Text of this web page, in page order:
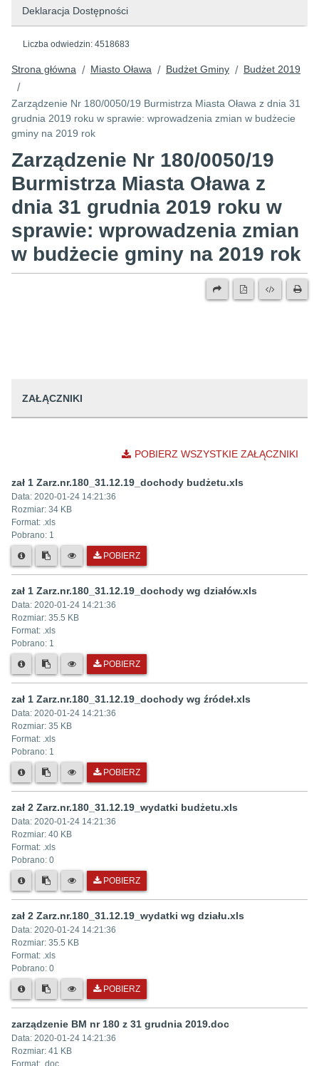
Deklaracja Dostępności
Liczba odwiedzin: 4518683
Strona główna / Miasto Oława / Budżet Gminy / Budżet 2019
/
Zarządzenie Nr 180/0050/19 Burmistrza Miasta Oława z dnia 31
grudnia 2019 roku w sprawie: wprowadzenia zmian w budżecie
gminy na 2019 rok
Zarządzenie Nr 180/0050/19
Burmistrza Miasta Oława z
dnia 31 grudnia 2019 roku w
sprawie: wprowadzenia zmian
w budżecie gminy na 2019 rok
ZAŁĄCZNIKI
POBIERZ WSZYSTKIE ZAŁĄCZNIKI
zał 1 Zarz.nr.180_31.12.19_dochody budżetu.xls
Data: 2020-01-24 14:21:36
Rozmiar: 34 KB
Format: .xls
Pobrano: 1
POBIERZ
zał 1 Zarz.nr.180_31.12.19_dochody wg działów.xls
Data: 2020-01-24 14:21:36
Rozmiar: 35.5 KB
Format: .xls
Pobrano: 1
POBIERZ
zał 1 Zarz.nr.180_31.12.19_dochody wg źródeł.xls
Data: 2020-01-24 14:21:36
Rozmiar: 35 KB
Format: .xls
Pobrano: 1
POBIERZ
zał 2 Zarz.nr.180_31.12.19_wydatki budżetu.xls
Data: 2020-01-24 14:21:36
Rozmiar: 40 KB
Format: .xls
Pobrano: 0
POBIERZ
zał 2 Zarz.nr.180_31.12.19_wydatki wg działu.xls
Data: 2020-01-24 14:21:36
Rozmiar: 35.5 KB
Format: .xls
Pobrano: 0
POBIERZ
zarządzenie BM nr 180 z 31 grudnia 2019.doc
Data: 2020-01-24 14:21:36
Rozmiar: 41 KB
Format: . doc